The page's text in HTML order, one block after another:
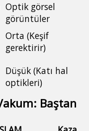
Optik görsel
görüntüler
Orta (Keşif
gerektirir)
Düşük (Katı hal
optikleri)
Baştan